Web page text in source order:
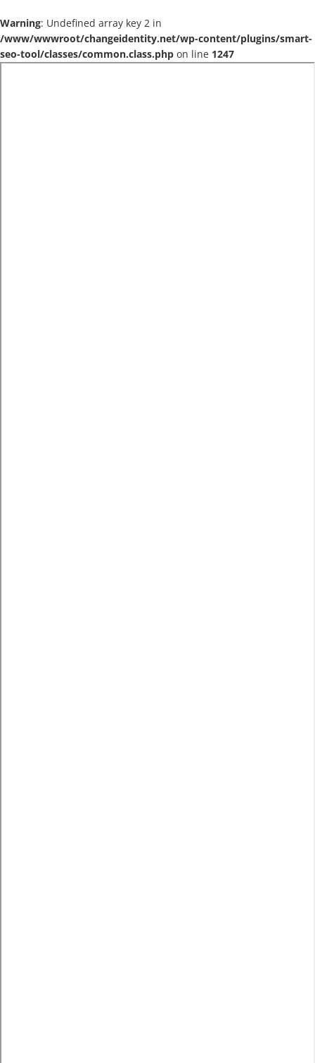
Warning: Undefined array key 2 in
/www/wwwroot/changeidentity.net/wp-content/plugins/smart-
seo-tool/classes/common.class.php on line 1247